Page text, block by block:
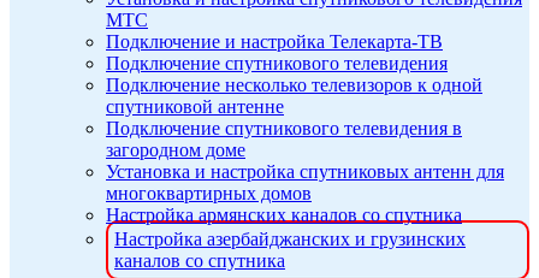
МТС
Подключение и настройка Телекарта-ТВ
Подключение спутникового телевидения
Подключение несколько телевизоров к одной
спутниковой антенне
Подключение спутникового телевидения в
загородном доме
Установка и настройка спутниковых антенн для
многоквартирных домов
Настройка армянских каналов со спутника
Настройка азербайджанских и грузинских
каналов со спутника